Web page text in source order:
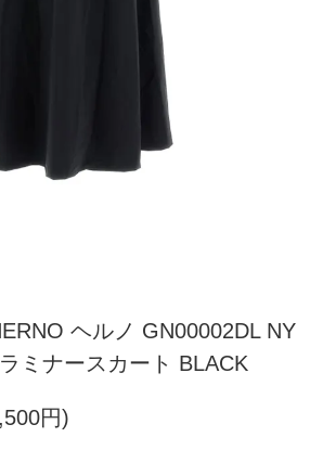
ヘルノ GN00002DL NY
ミナースカート BLACK
円)